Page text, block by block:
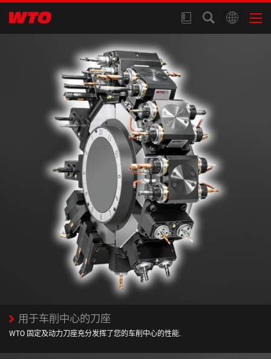
用于车削中心的刀座
WTO 固定及动力刀座充分发挥了您的车削中心的性能.